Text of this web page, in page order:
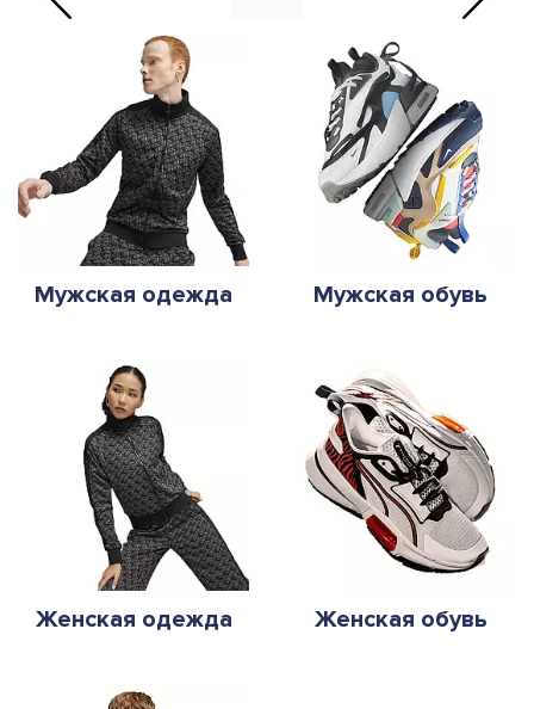
Мужская одежда Мужская обувь
Женская одежда Женская обувь